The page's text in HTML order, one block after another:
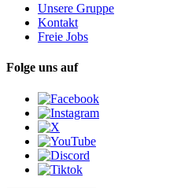
Unsere Gruppe
Kontakt
Freie Jobs
Folge uns auf